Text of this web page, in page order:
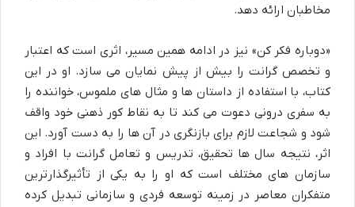
مخاطبان ارائه دهد.
«دوباره فکر کن» نیز در ادامه همین مسیر، اثری است که اعتبار
و تخصص گرانت را بیش از پیش نمایان می سازد. او در این
کتاب، با استفاده از داستان ها و مثال های ملموس، خواننده را
به سفری درونی دعوت می کند تا به نقاط کور ذهنی خود واقف
شود و شجاعت لازم برای بازنگری در آن ها را به دست آورد. این
اثر، نتیجه سال ها تحقیق، تدریس و تعامل گرانت با افراد و
سازمان های مختلف است که او را به یکی از تأثیرگذارترین
متفکران معاصر در زمینه توسعه فردی و سازمانی تبدیل کرده